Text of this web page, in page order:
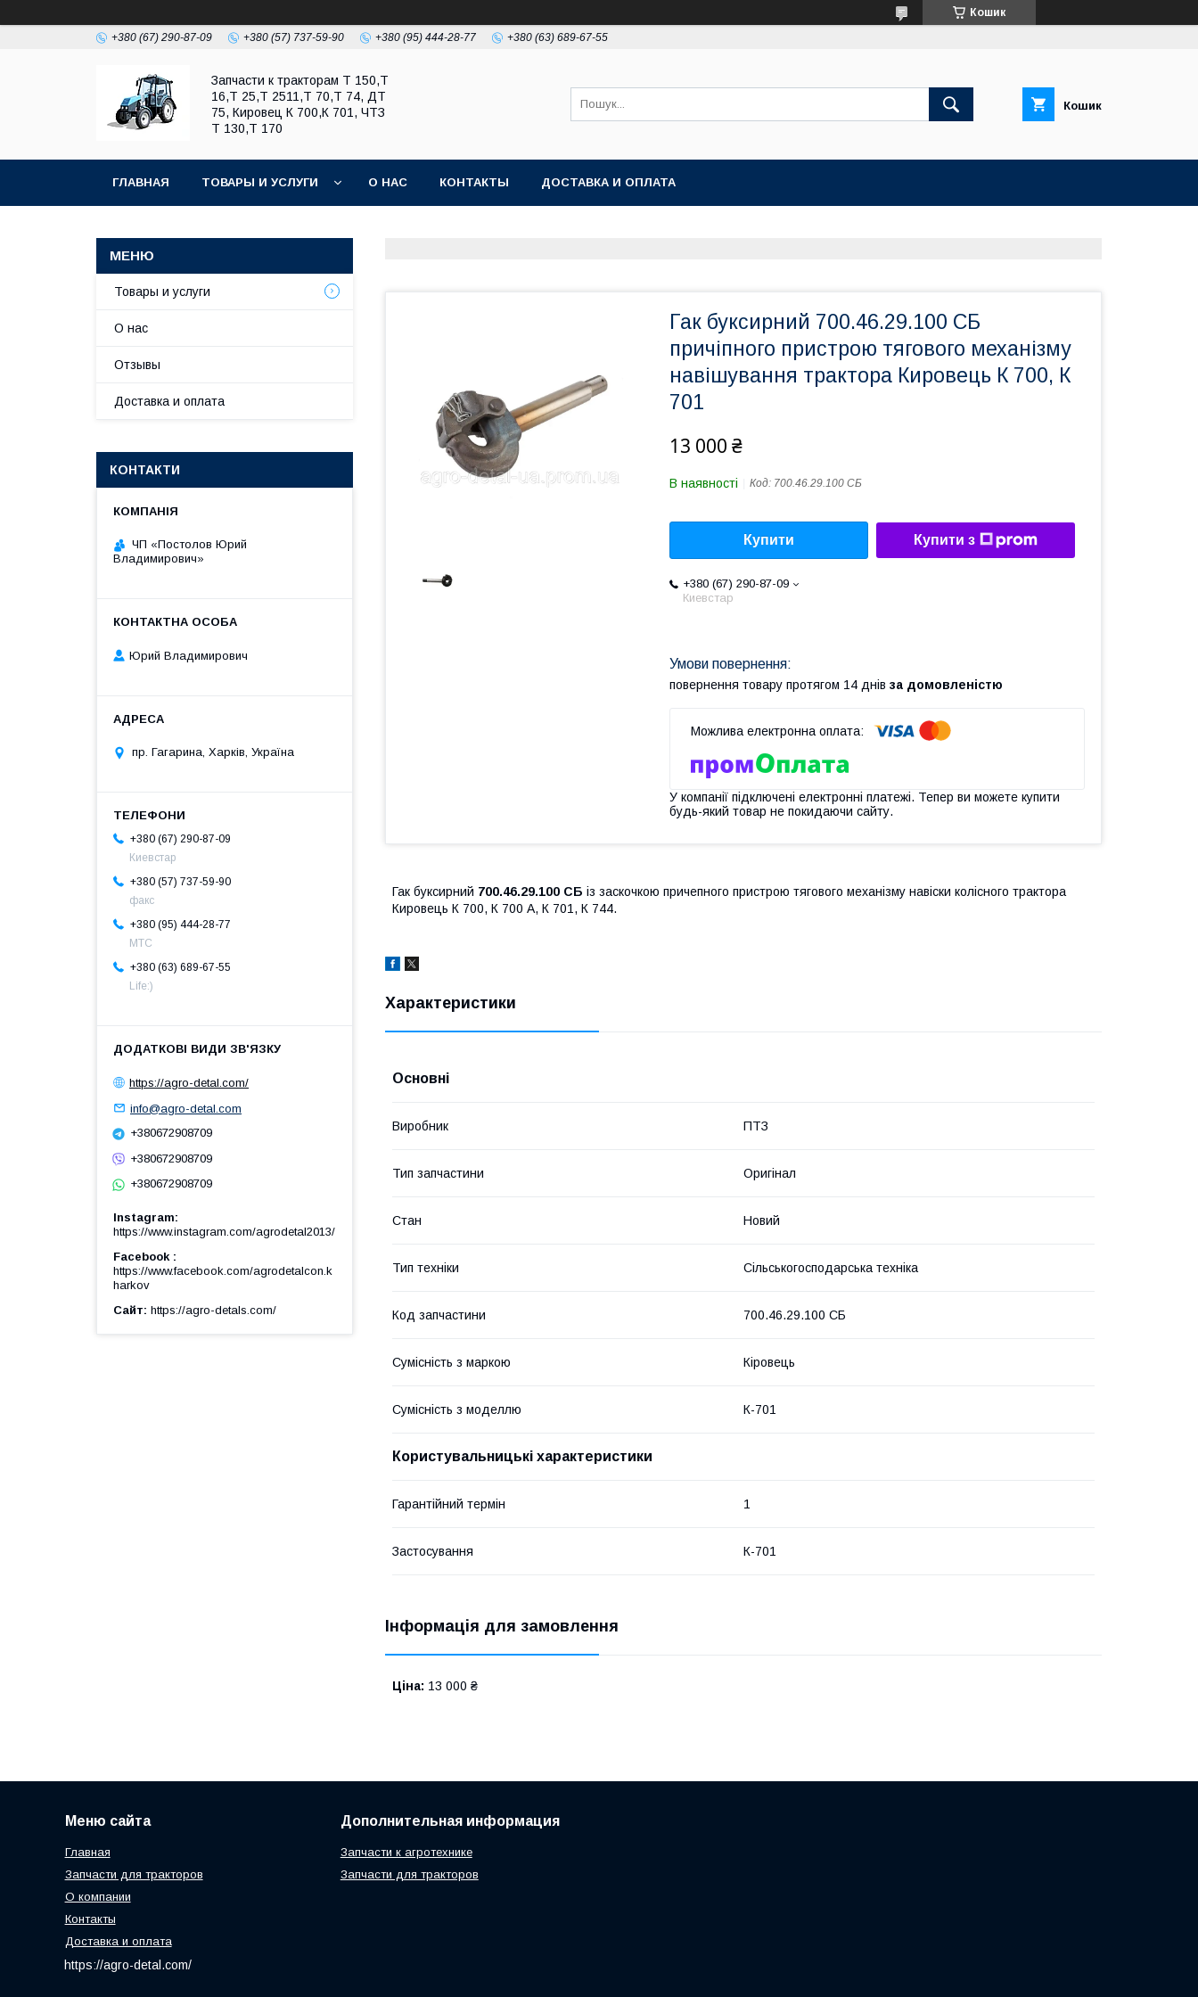
Кошик
+380 (67) 290-87-09 +380 (57) 737-59-90 +380 (95) 444-28-77 +380 (63) 689-67-55
Запчасти к тракторам Т 150,Т
16,Т 25,Т 2511,Т 70,Т 74, ДТ
75, Кировец К 700,К 701, ЧТЗ
Т 130,Т 170
Кошик
ГЛАВНАЯ ТОВАРЫ И УСЛУГИ О НАС КОНТАКТЫ ДОСТАВКА И ОПЛАТА
Гак буксирний 700.46.29.100 СБ
причіпного пристрою тягового механізму
навішування трактора Кировець К 700, К
701
13 000 ₴
В наявності Код: 700.46.29.100 СБ
Купити Купити з
+380 (67) 290-87-09
Киевстар
повернення товару протягом 14 днів за домовленістю
У компанії підключені електронні платежі. Тепер ви можете купити
будь-який товар не покидаючи сайту.
Гак буксирний 700.46.29.100 СБ із заскочкою причепного пристрою тягового механізму навіски колісного трактора
Кировець К 700, К 700 А, К 701, К 744.
Характеристики
Основні
Виробник ПТЗ
Тип запчастини Оригінал
Стан Новий
Тип техніки Сільськогосподарська техніка
Код запчастини 700.46.29.100 СБ
Сумісність з маркою Кіровець
Сумісність з моделлю К-701
Користувальницькі характеристики
Гарантійний термін 1
Застосування К-701
Інформація для замовлення
Ціна: 13 000 ₴
Товары и услуги
О нас
Отзывы
Доставка и оплата
КОНТАКТИ
ЧП «Постолов Юрий
Владимирович»
Юрий Владимирович
пр. Гагарина, Харків, Україна
+380 (67) 290-87-09
Киевстар
+380 (57) 737-59-90
факс
+380 (95) 444-28-77
МТС
+380 (63) 689-67-55
Life:)
https://agro-detal.com/
info@agro-detal.com
+380672908709
+380672908709
+380672908709
Instagram
https://www.instagram.com/agrodetal2013/
Facebook
https://www.facebook.com/agrodetalcon.k
harkov
Сайт https://agro-detals.com/
Меню сайта
Главная
Запчасти для тракторов
О компании
Контакты
Доставка и оплата
Дополнительная информация
Запчасти к агротехнике
Запчасти для тракторов
https://agro-detal.com/